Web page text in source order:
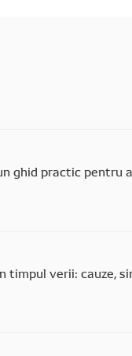
ghid practic pentru
timpul verii: cauze,